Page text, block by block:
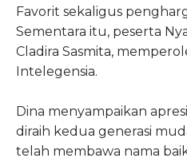
Favorit sekaligus
Sementara itu, peserta
Cladira Sasmita,
Intelegensia.
Dina menyampaikan
diraih kedua generasi
telah membawa nama